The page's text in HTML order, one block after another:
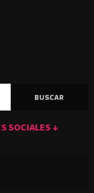
SOCIALES ↓